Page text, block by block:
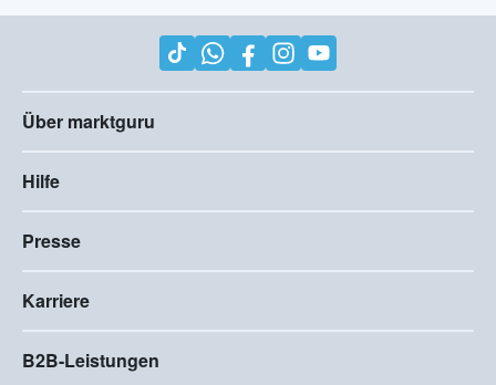
Über marktguru
Hilfe
Presse
Karriere
B2B-Leistungen